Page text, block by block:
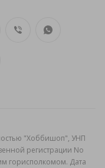
"Хоббишоп", УНП
регистрации No
горисполкомом. Дата